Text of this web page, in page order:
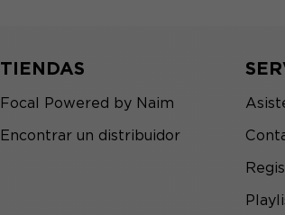
TIENDAS
Focal Powered by Naim
Encontrar un distribuidor